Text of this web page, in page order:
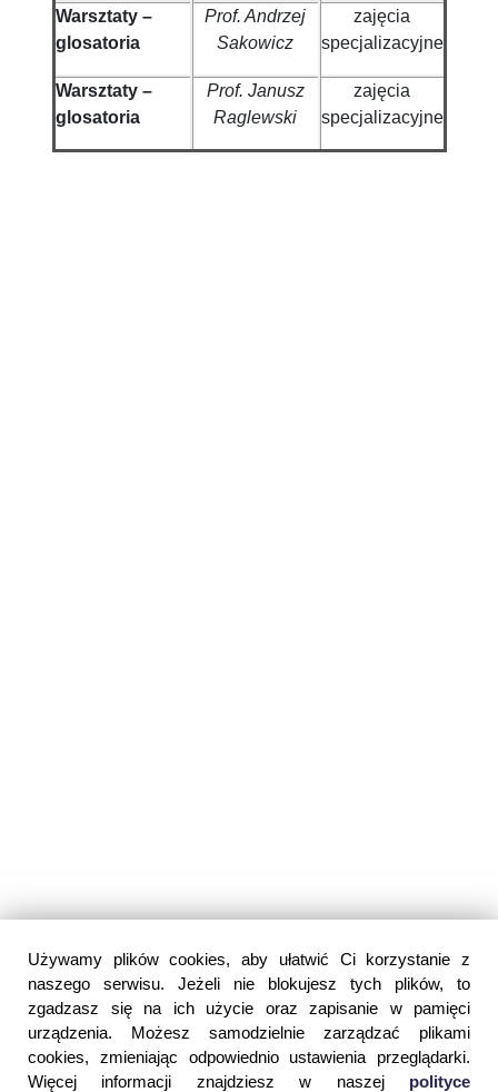
Używamy plików cookies, aby ułatwić Ci korzystanie z
naszego serwisu. Jeżeli nie blokujesz tych plików, to
zgadzasz się na ich użycie oraz zapisanie w pamięci
urządzenia. Możesz samodzielnie zarządzać plikami
cookies, zmieniając odpowiednio ustawienia przeglądarki.
Więcej informacji znajdziesz w naszej polityce
Warsztaty –
glosatoria
Prof. Andrzej
Sakowicz
zajęcia
specjalizacyjne
Warsztaty –
glosatoria
Prof. Janusz
Raglewski
zajęcia
specjalizacyjne